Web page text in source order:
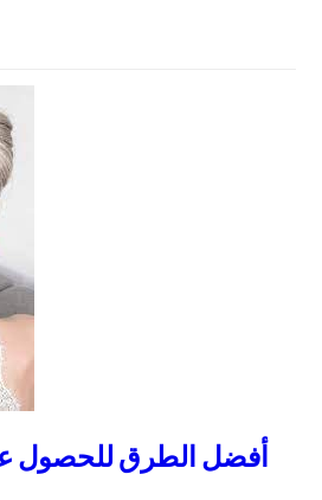
أفضل الطرق للحصول